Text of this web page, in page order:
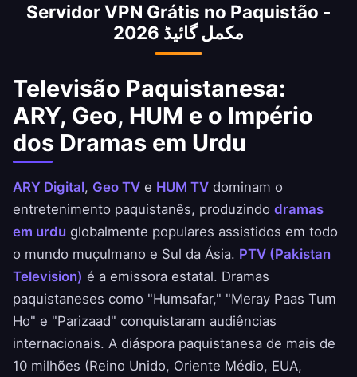
por meses e muitos sites são censurados.
Nosso VPN contorna todos os bloqueios da
PTA instantaneamente.
Servidor VPN Grátis no Paquistão -
مکمل گائیڈ 2026
Televisão Paquistanesa:
ARY, Geo, HUM e o Império
dos Dramas em Urdu
ARY Digital, Geo TV e HUM TV dominam o
entretenimento paquistanês, produzindo dramas
em urdu globalmente populares assistidos em todo
o mundo muçulmano e Sul da Ásia. PTV (Pakistan
Television) é a emissora estatal. Dramas
paquistaneses como "Humsafar," "Meray Paas Tum
Ho" e "Parizaad" conquistaram audiências
internacionais. A diáspora paquistanesa de mais de
10 milhões (Reino Unido, Oriente Médio, EUA,